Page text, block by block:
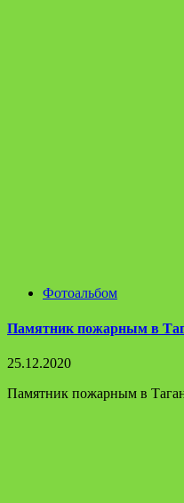
Фотоальбом
Памятник пожарным в
25.12.2020
Памятник пожарным в